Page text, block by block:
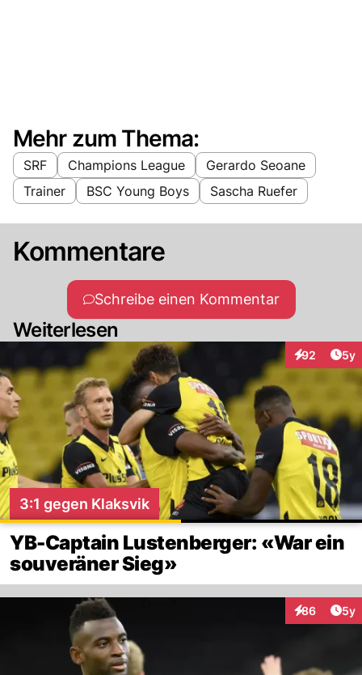
Mehr zum Thema:
SRF Champions League
Gerardo Seoane
Trainer
BSC Young Boys Sascha Ruefer
Kommentare
Schreibe einen Kommentar
Weiterlesen
92
Interaktionen
5y
3:1 gegen Klaksvik
YB-Captain Lustenberger: «War ein
souveräner Sieg»
86
Interaktionen
5y